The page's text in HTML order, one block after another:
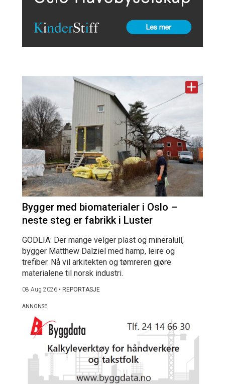
Bygger med biomaterialer i Oslo –
neste steg er fabrikk i Luster
GODLIA: Der mange velger plast og mineralull,
bygger Matthew Dalziel med hamp, leire og
trefiber. Nå vil arkitekten og tømreren gjøre
materialene til norsk industri.
08 Aug 2026 • REPORTASJE